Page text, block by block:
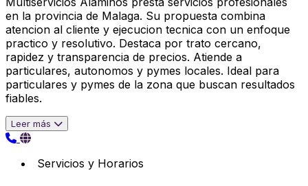
en la provincia de Malaga. Su propuesta combina
atencion al cliente y ejecucion tecnica con un enfoque
practico y resolutivo. Destaca por trato cercano,
rapidez y transparencia de precios. Atiende a
particulares, autonomos y pymes locales. Ideal para
particulares y pymes de la zona que buscan resultados
fiables.
Leer más
Servicios y Horarios